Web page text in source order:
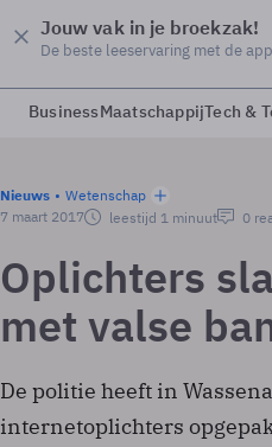
Jouw vak in je broekzak!
De beste leeservaring met de app
BusinessMaatschappijTech &
Nieuws
Wetenschap
7 maart 2017
leestijd 1 minuut 0
Oplichters
met valse
De politie heeft in
internetoplichters